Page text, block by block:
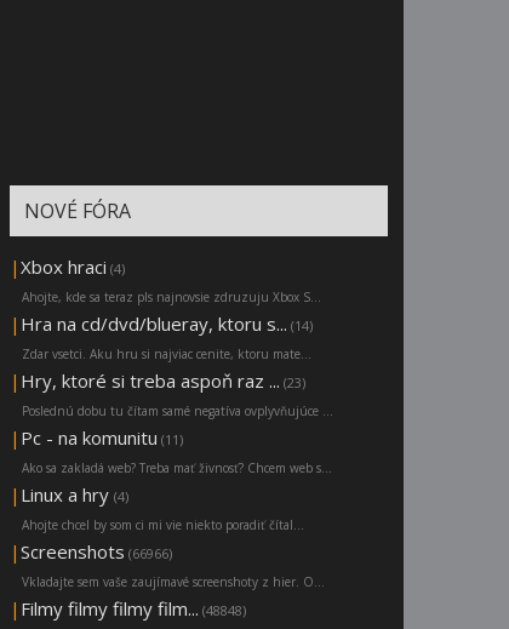
NOVÉ FÓRA
| Xbox hraci (4)
Ahojte, kde sa teraz pls najnovsie zdruzuju Xbox S...
| Hra na cd/dvd/blueray, ktoru s... (14)
Zdar vsetci. Aku hru si najviac cenite, ktoru mate...
| Hry, ktoré si treba aspoň raz ... (23)
Poslednú dobu tu čítam samé negatíva ovplyvňujúce ...
| Pc - na komunitu (11)
Ako sa zakladá web? Treba mať živnosť? Chcem web s...
| Linux a hry (4)
Ahojte chcel by som ci mi vie niekto poradiť čítal...
| Screenshots (66966)
Vkladajte sem vaše zaujímavé screenshoty z hier. O...
| Filmy filmy filmy film... (48848)